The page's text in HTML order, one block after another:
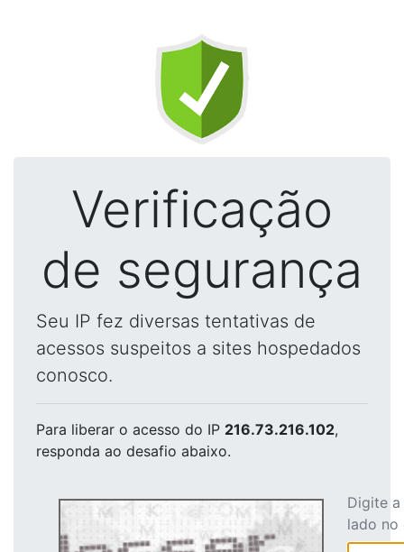
Verificação
de segurança
Seu IP fez diversas tentativas de
acessos suspeitos a sites hospedados
conosco.
Para liberar o acesso do IP 216.73.216.102,
responda ao desafio abaixo.
Digite
lado no